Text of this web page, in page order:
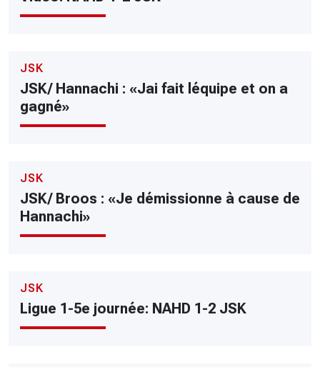
JSK
JSK/ Hannachi : «Jai fait léquipe et on a
gagné»
JSK
JSK/ Broos : «Je démissionne à cause de
Hannachi»
JSK
Ligue 1-5e journée: NAHD 1-2 JSK